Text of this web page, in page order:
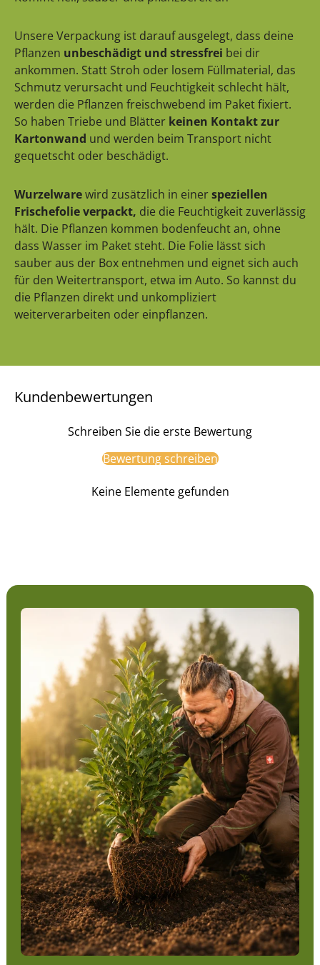
Unsere Verpackung ist darauf ausgelegt, dass deine
Pflanzen unbeschädigt und stressfrei bei dir
ankommen. Statt Stroh oder losem Füllmaterial, das
Schmutz verursacht und Feuchtigkeit schlecht hält,
werden die Pflanzen freischwebend im Paket fixiert.
So haben Triebe und Blätter keinen Kontakt zur
Kartonwand und werden beim Transport nicht
gequetscht oder beschädigt.
Wurzelwarewird zusätzlich in einerspeziellen
Frischefolie verpackt, die die Feuchtigkeit zuverlässig
hält. Die Pflanzen kommen bodenfeucht an, ohne
dass Wasser im Paket steht. Die Folie lässt sich
sauber aus der Box entnehmen und eignet sich auch
für den Weitertransport, etwa im Auto. So kannst du
die Pflanzen direkt und unkompliziert
weiterverarbeiten oder einpflanzen.
Kundenbewertungen
Schreiben Sie die erste Bewertung
Bewertung schreiben
Keine Elemente gefunden